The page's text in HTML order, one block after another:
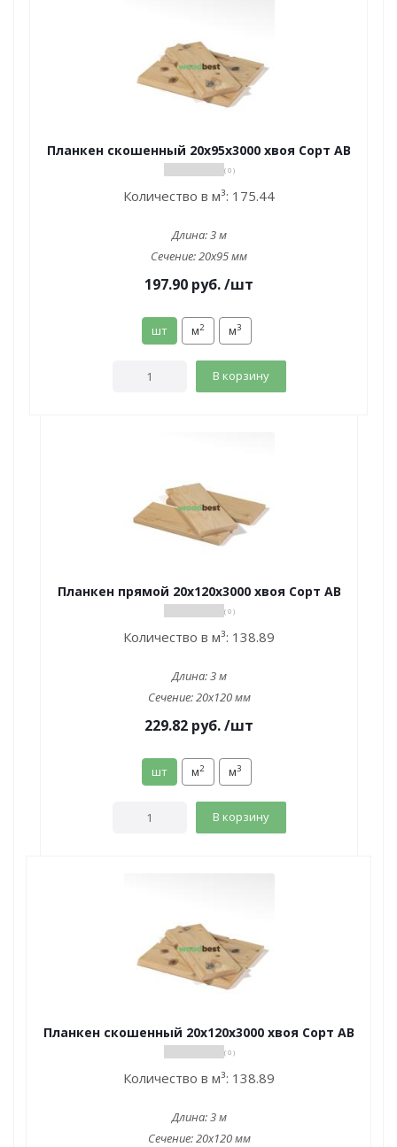
Планкен скошенный 20х95х3000 хвоя Сорт АВ
( 0 )
Количество в м³: 175.44
Длина:3 м
Сечение:20x95 мм
197.90 руб./шт
шт м2 м3
В корзину
Планкен прямой 20х120х3000 хвоя Сорт АВ
( 0 )
Количество в м³: 138.89
Длина:3 м
Сечение:20x120 мм
229.82 руб./шт
шт м2 м3
В корзину
Планкен скошенный 20х120х3000 хвоя Сорт АВ
( 0 )
Количество в м³: 138.89
Длина:3 м
Сечение:20x120 мм